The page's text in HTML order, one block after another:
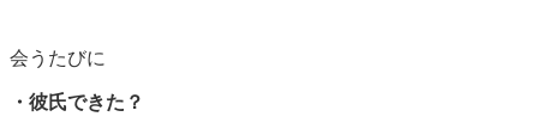
会うたびに
・彼氏できた？